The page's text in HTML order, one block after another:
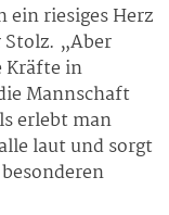
ein riesiges Herz
„Aber
Kräfte in
Mannschaft
erlebt man
laut und sorgt